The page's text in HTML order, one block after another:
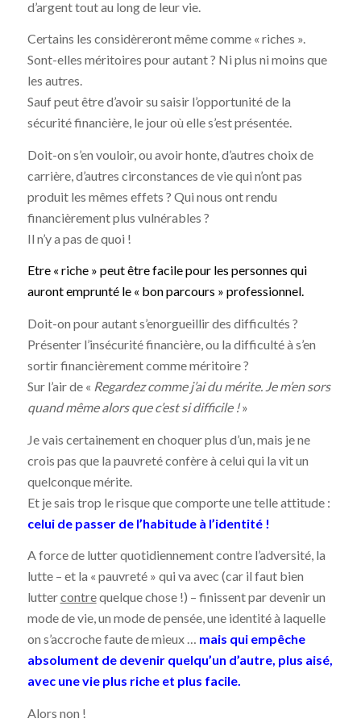
d’argent tout au long de leur vie.
Certains les considèreront même comme « riches ».
Sont-elles méritoires pour autant ? Ni plus ni moins que
les autres.
Sauf peut être d’avoir su saisir l’opportunité de la
sécurité financière, le jour où elle s’est présentée.
Doit-on s’en vouloir, ou avoir honte, d’autres choix de
carrière, d’autres circonstances de vie qui n’ont pas
produit les mêmes effets ? Qui nous ont rendu
financièrement plus vulnérables ?
Il n’y a pas de quoi !
Etre « riche » peut être facile pour les personnes qui
auront emprunté le « bon parcours » professionnel.
Doit-on pour autant s’enorgueillir des difficultés ?
Présenter l’insécurité financière, ou la difficulté à s’en
sortir financièrement comme méritoire ?
Sur l’air de « Regardez comme j’ai du mérite. Je m’en sors
quand même alors que c’est si difficile !»
Je vais certainement en choquer plus d’un, mais je ne
crois pas que la pauvreté confère à celui qui la vit un
quelconque mérite.
Et je sais trop le risque que comporte une telle attitude :
celui de passer de l’habitude à l’identité !
A force de lutter quotidiennement contre l’adversité, la
lutte – et la « pauvreté » qui va avec (car il faut bien
luttercontrequelque chose !) – finissent par devenir un
mode de vie, un mode de pensée, une identité à laquelle
on s’accroche faute de mieux … mais qui empêche
absolument de devenir quelqu’un d’autre, plus aisé,
avec une vie plus riche et plus facile.
Alors non !